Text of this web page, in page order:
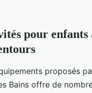
pour enfants
proposés
Bains offre de